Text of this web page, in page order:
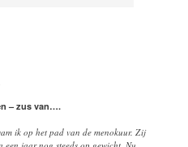
– zus van….
ik op het pad van de menokuur. Zij